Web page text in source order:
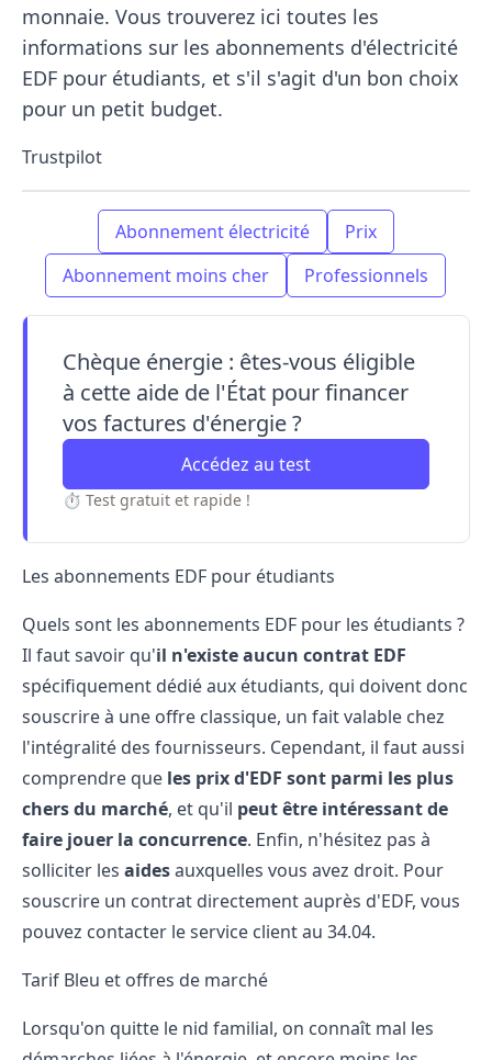
monnaie. Vous trouverez ici toutes les
informations sur les abonnements d'électricité
EDF pour étudiants, et s'il s'agit d'un bon choix
pour un petit budget.
Trustpilot
Abonnement électricité
Prix
Abonnement moins cher
Professionnels
Chèque énergie : êtes-vous éligible
à cette aide de l'État pour financer
vos factures d'énergie ?
Accédez au test
⏱ Test gratuit et rapide !
Les abonnements EDF pour étudiants
Quels sont les abonnements EDF pour les étudiants ?
Il faut savoir qu'il n'existe aucun contrat EDF
spécifiquement dédié aux étudiants, qui doivent donc
souscrire à une offre classique, un fait valable chez
l'intégralité des fournisseurs. Cependant, il faut aussi
comprendre que les prix d'EDF sont parmi les plus
chers du marché, et qu'il peut être intéressant de
faire jouer la concurrence. Enfin, n'hésitez pas à
solliciter les aidesauxquelles vous avez droit. Pour
souscrire un contrat directement auprès d'EDF, vous
pouvez contacter le service client au 34.04.
Tarif Bleu et offres de marché
Lorsqu'on quitte le nid familial, on connaît mal les